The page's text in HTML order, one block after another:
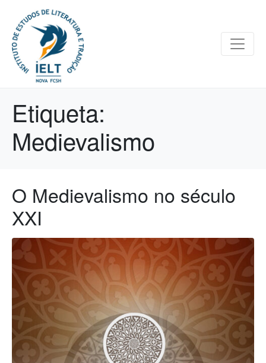
Etiqueta:
Medievalismo
O Medievalismo no século
XXI